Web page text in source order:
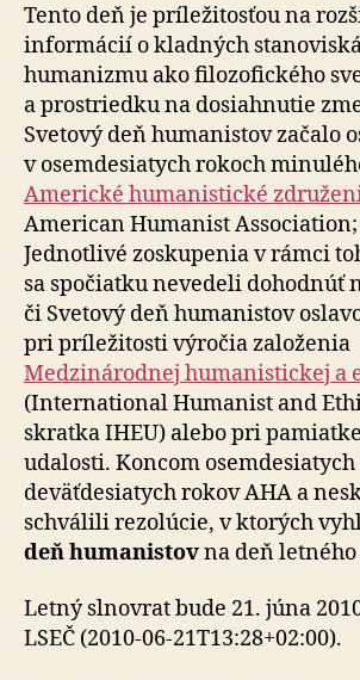
Tento deň je príležitosťou na
informácií o kladných
humanizmu ako filozofického
a prostriedku na dosiahnutie
Svetový deň humanistov začalo
v osemdesiatych rokoch
Americké humanistické
American Humanist
Jednotlivé zoskupenia v rámci
sa spočiatku nevedeli dohodnúť
či Svetový deň humanistov
pri príležitosti výročia založenia
Medzinárodnej humanistickej a
(International Humanist and
skratka IHEU) alebo pri
udalosti. Koncom
deväťdesiatych rokov AHA a
schválili rezolúcie, v ktorých
deň humanistovna deň
Letný slnovrat bude 21. júna
LSEČ (2010-06-21T13:28+02:00).